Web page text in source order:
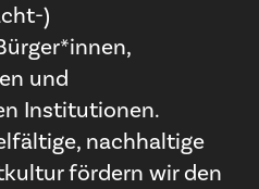
)
und
Institutionen.
nachhaltige
fördern wir den